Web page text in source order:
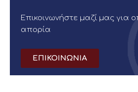
Επικοινωνήστε μαζί μας για
απορία
ΕΠΙΚΟΙΝΩΝΙΑ